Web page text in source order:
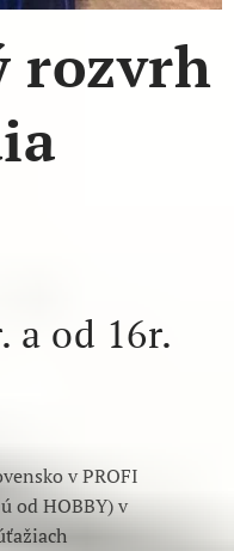
rozvrh
a od 16r.
v PROFI
od HOBBY) v